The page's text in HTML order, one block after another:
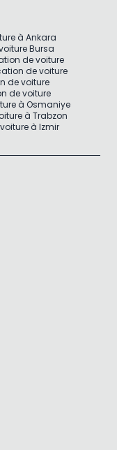
à Ankara
Bursa
de voiture
de voiture
de voiture
de voiture
à Osmaniye
à Trabzon
à Izmir